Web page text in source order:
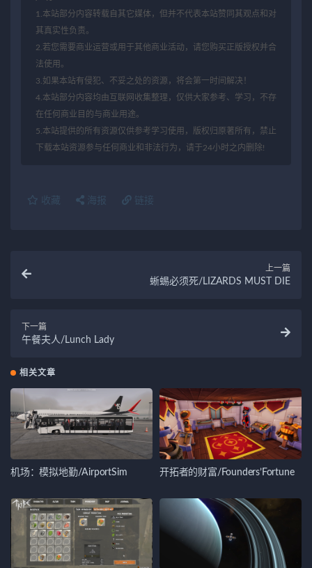
1.本站部分内容转载自其它媒体，但并不代表本站赞同其观点和对
其真实性负责。
2.若您需要商业运营或用于其他商业活动，请您购买正版授权并合
法使用。
3.如果本站有侵犯、不妥之处的资源，将会第一时间解决！
4.本站部分内容均由互联网收集整理，仅供大家参考、学习，不存
在任何商业目的与商业用途。
5.本站提供的所有资源仅供参考学习使用，版权归原著所有，禁止
下载本站资源参与任何商业和非法行为，请于24小时之内删除!
收藏 海报 链接
上一篇
蜥蜴必须死/LIZARDS MUST DIE
下一篇
午餐夫人/Lunch Lady
相关文章
机场：模拟地勤/AirportSim 开拓者的财富/Founders’Fortune